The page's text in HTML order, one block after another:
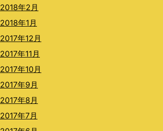
2018年2月
2018年1月
2017年12月
2017年11月
2017年10月
2017年9月
2017年8月
2017年7月